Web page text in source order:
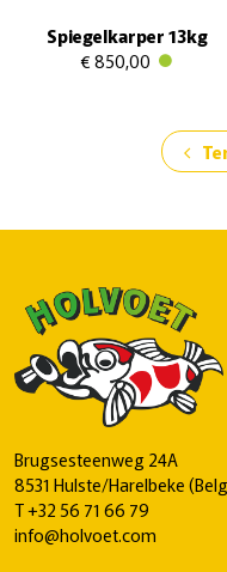
Spiegelkarper 13kg
€ 850,00
chevron_left
Brugsesteenweg 24A
8531 Hulste/Harelbeke
T+32 56 71 66 79
info@holvoet.com